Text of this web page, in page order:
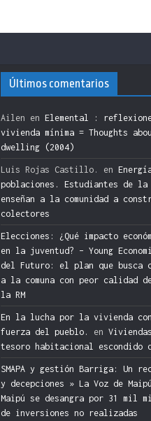
Últimos comentarios
Ailen en Elemental :
vivienda mínima = Thoughts
dwelling (2004)
Luis Rojas Castillo. en
poblaciones. Estudiantes de
enseñan a la comunidad a
colectores
Elecciones: ¿Qué impacto
en la juventud? – Young
del Futuro: el plan que busca
a la comuna con peor calidad
la RM
En la lucha por la vivienda
fuerza del pueblo.
en
tesoro habitacional escondido
SMAPA y gestión Barriga: Un
y decepciones » La Voz de Maipú
Maipú se desangra por 31 mil
de inversiones no realizadas